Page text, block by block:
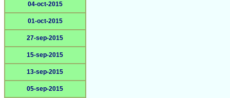
04-oct-2015
01-oct-2015
27-sep-2015
15-sep-2015
13-sep-2015
05-sep-2015